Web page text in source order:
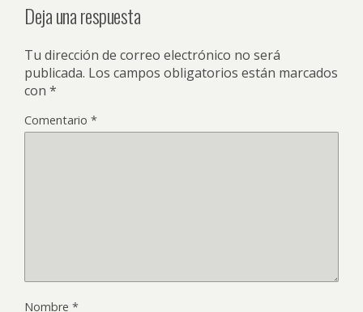
Deja una respuesta
Tu dirección de correo electrónico no será
publicada. Los campos obligatorios están marcados
con *
Comentario *
Nombre *